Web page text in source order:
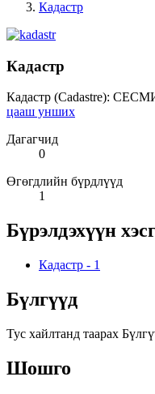
Кадастр
Кадастр
Кадастр (Cadastre):
цааш унших
Дагагчид
0
Өгөгдлийн бүрдлүүд
1
Бүрэлдэхүүн
Кадастр - 1
Бүлгүүд
Тус хайлтанд таарах
Шошго